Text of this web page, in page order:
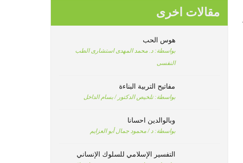
مقالات اخرى
هوس الحب
بواسطة:د. محمد المهدى استشارى الطب
النفسى
مفاتيح التربية البناءة
بواسطة:تلخيص الدكتور / بسام الداخل
وبالوالدين احسانا
بواسطة:د / محمود جمال أبو العزايم
التفسير الإسلامي للسلوك الإنساني